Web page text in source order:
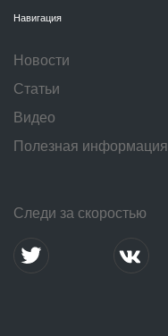
Навигация
Новости
Статьи
Видео
Полезная информация
Следи за скоростью